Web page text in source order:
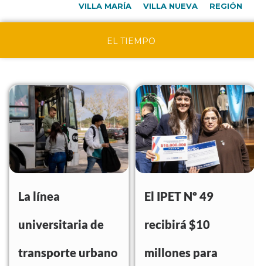
VILLA MARÍA VILLA NUEVA REGIÓN
EL TIEMPO
La línea
universitaria de
transporte urbano
El IPET Nº 49
recibirá $10
millones para